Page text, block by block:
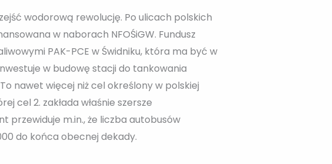
wodorową rewolucję. Po ulicach polskich
w naborach NFOŚiGW. Fundusz
PAK-PCE w Świdniku, która ma być w
w budowę stacji do tankowania
nawet więcej niż cel określony w polskiej
cel 2. zakłada właśnie szersze
m.in., że liczba autobusów
do końca obecnej dekady.